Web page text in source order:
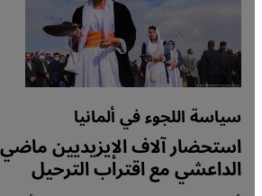
سياسة اللجوء في ألمانيا
استحضار آلاف الإيزيديين
الداعشي مع اقتراب الترحيل